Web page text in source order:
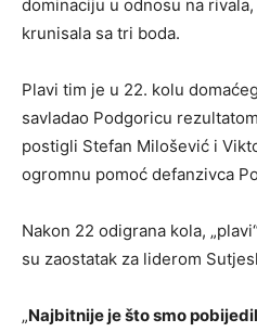
dominaciju u odnosu na
krunisala sa tri boda.
Plavi tim je u 22. kolu
savladao Podgoricu
postigli Stefan Milošević i
ogromnu pomoć defanzivca
Nakon 22 odigrana kola,
su zaostatak za liderom
„Najbitnije je što smo